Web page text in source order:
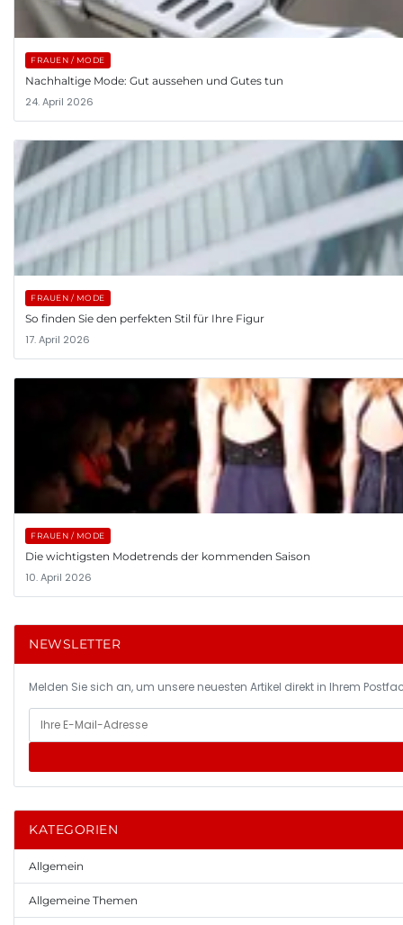
FRAUEN / MODE
Nachhaltige Mode: Gut aussehen und Gutes tun
24. April 2026
FRAUEN / MODE
So finden Sie den perfekten Stil für Ihre Figur
17. April 2026
FRAUEN / MODE
Die wichtigsten Modetrends der kommenden Saison
10. April 2026
NEWSLETTER
Melden Sie sich an, um unsere neuesten Artikel direkt in Ihrem
KATEGORIEN
Allgemein
Allgemeine Themen